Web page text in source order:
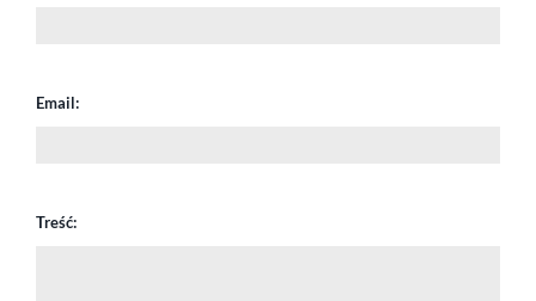
Email:
Treść: